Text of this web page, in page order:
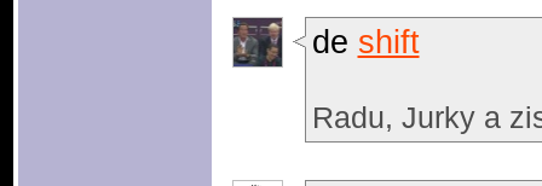
de shift
Radu, Jurky a